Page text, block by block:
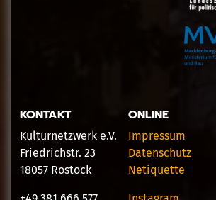
KONTAKT
Kulturnetzwerk e.V.
Friedrichstr. 23
18057 Rostock
ONLINE
Impressum
Datenschutz
Netiquette